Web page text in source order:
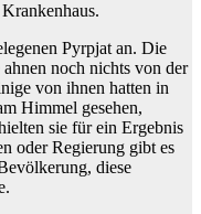
Pyrpjat an. Die
noch nichts von der
von ihnen hatten in
Himmel gesehen,
sie für ein Ergebnis
oder Regierung gibt es
diese